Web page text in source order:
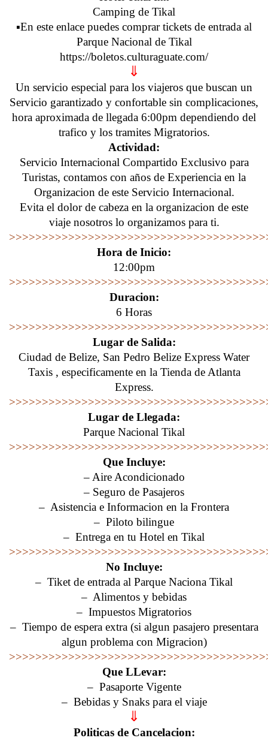
Camping de Tikal
▪️En este enlace puedes comprar tickets de entrada al
Parque Nacional de Tikal
https://boletos.culturaguate.com/
⇓
Un servicio especial para los viajeros que buscan un
Servicio garantizado y confortable sin complicaciones,
hora aproximada de llegada 6:00pm dependiendo del
trafico y los tramites Migratorios.
Actividad:
Servicio Internacional Compartido Exclusivo para
Turistas, contamos con años de Experiencia en la
Organizacion de este Servicio Internacional.
Evita el dolor de cabeza en la organizacion de este
viaje nosotros lo organizamos para ti.
Hora de Inicio:
12:00pm
Duracion:
6 Horas
Lugar de Salida:
Ciudad de Belize, San Pedro Belize Express Water
Taxis , especificamente en la Tienda de Atlanta
Express.
Lugar de Llegada:
Parque Nacional Tikal
Que Incluye:
– Aire Acondicionado
– Seguro de Pasajeros
– Asistencia e Informacion en la Frontera
– Piloto bilingue
– Entrega en tu Hotel en Tikal
No Incluye:
– Tiket de entrada al Parque Naciona Tikal
– Alimentos y bebidas
– Impuestos Migratorios
– Tiempo de espera extra (si algun pasajero presentara
algun problema con Migracion)
Que LLevar:
– Pasaporte Vigente
– Bebidas y Snaks para el viaje
⇓
Politicas de Cancelacion: